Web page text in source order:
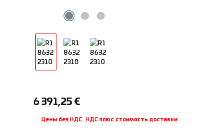
Обычная цена:
6 391,25 €
Цены без НДС. НДС плюс стоимость доставки